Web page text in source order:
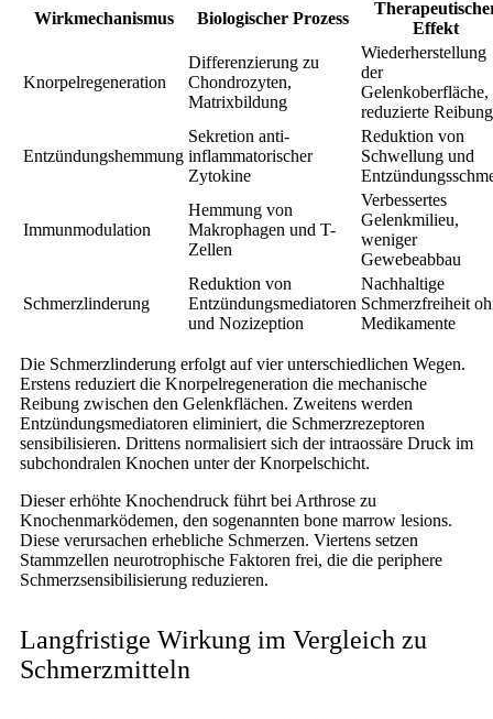
Wirkmechanismus Biologischer Prozess
Effekt
Knorpelregeneration
Differenzierung zu
Chondrozyten,
Matrixbildung
Wiederherstellung
der
Gelenkoberfläche,
reduzierte Reibung
Entzündungshemmung
Sekretion anti-
inflammatorischer
Zytokine
Reduktion von
Schwellung und
Immunmodulation
Hemmung von
Makrophagen und T-
Zellen
Verbessertes
Gelenkmilieu,
weniger
Gewebeabbau
Schmerzlinderung
Reduktion von
Entzündungsmediatoren
und Nozizeption
Nachhaltige
Schmerzfreiheit
Medikamente
Die Schmerzlinderung erfolgt auf vier unterschiedlichen Wegen.
Erstens reduziert die Knorpelregeneration die mechanische
Reibung zwischen den Gelenkflächen. Zweitens werden
Entzündungsmediatoren eliminiert, die Schmerzrezeptoren
sensibilisieren. Drittens normalisiert sich der intraossäre Druck im
subchondralen Knochen unter der Knorpelschicht.
Dieser erhöhte Knochendruck führt bei Arthrose zu
Knochenmarködemen, den sogenannten bone marrow lesions.
Diese verursachen erhebliche Schmerzen. Viertens setzen
Stammzellen neurotrophische Faktoren frei, die die periphere
Schmerzsensibilisierung reduzieren.
Langfristige Wirkung im Vergleich zu
Schmerzmitteln